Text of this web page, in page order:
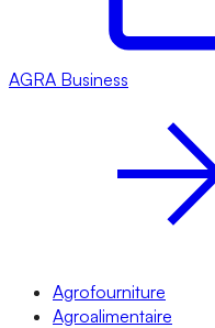
AGRA Business
Agrofourniture
Agroalimentaire